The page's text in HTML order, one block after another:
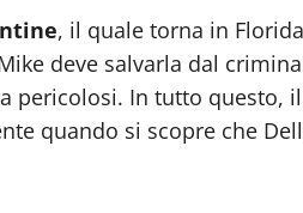
, il quale torna in
deve salvarla dal
In tutto questo,
quando si scopre che